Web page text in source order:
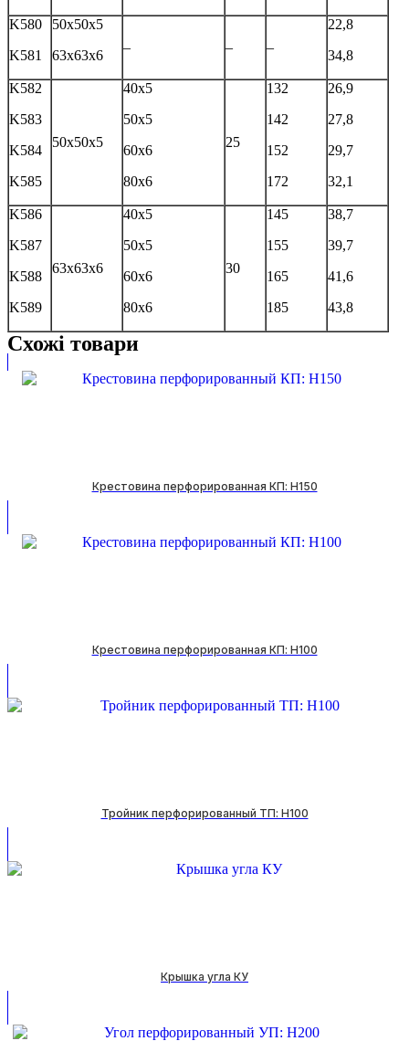
K580
K581
50х50х5
63х63х6
– – –
22,8
34,8
K582
K583
K584
K585
50х50х5
40х5
50х5
60х6
80х6
25
132
142
152
172
26,9
27,8
29,7
32,1
K586
K587
K588
K589
63х63х6
40х5
50х5
60х6
80х6
30
145
155
165
185
38,7
39,7
41,6
43,8
Схожі товари
Крестовина перфорированная КП: H150
Крестовина перфорированная КП: H100
Тройник перфорированный ТП: H100
Крышка угла КУ